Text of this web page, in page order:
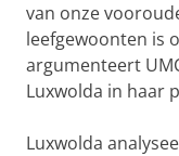
van onze
leefgewoonten is
argumenteert
Luxwolda in haar
Luxwolda